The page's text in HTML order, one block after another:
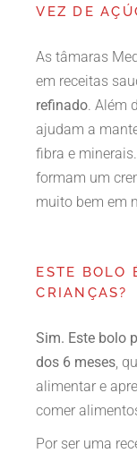
VEZ DE
As tâmaras
em receitas
refinado . Além
ajudam a
fibra e
formam um
muito bem em
ESTE BOLO
CRIANÇAS?
Sim. Este bolo
dos 6 meses ,
alimentar e
comer
Por ser uma